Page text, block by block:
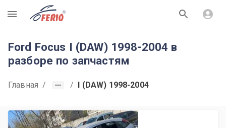
R
Ford Focus I (DAW) 1998-2004 в
разборе по запчастям
Главная / / I (DAW) 1998-2004